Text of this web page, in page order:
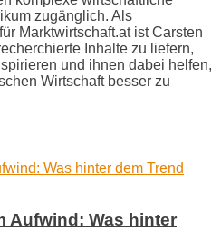
zugänglich. Als
Marktwirtschaft.at ist Carsten
Inhalte zu liefern,
und ihnen dabei helfen,
Wirtschaft besser zu
Aufwind: Was hinter